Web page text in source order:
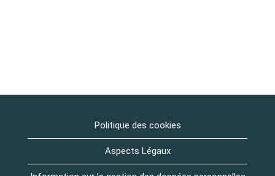
Politique des cookies
Aspects Légaux